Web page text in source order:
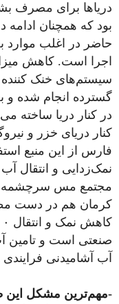
دریا‌ها برای مصرف
بود که همچنان ادامه
حاضر در اغلب موارد
اجرا است. کاهش
سیستم‌های خنک
گسترده انجام شده و
در کنار دریا ساخته
کنار دریای خزر و
فارس از این منبع
نمک‌زدایی و انتقال
مجتمع مس سرچشمه و
کرمان هم در دست
صنعتی است و تامین
آب آشامیدنی فرایندی
-مهم‌ترین مشکل